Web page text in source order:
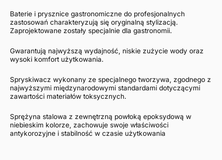
Baterie i prysznice gastronomiczne do profesjonalnych
zastosowań charakteryzują się oryginalną stylizacją.
Zaprojektowane zostały specjalnie dla gastronomii.
Gwarantują najwyższą wydajność, niskie zużycie wody oraz
wysoki komfort użytkowania.
Spryskiwacz wykonany ze specjalnego tworzywa, zgodnego z
najwyższymi międzynarodowymi standardami dotyczącymi
zawartości materiałów toksycznych.
Sprężyna stalowa z zewnętrzną powłoką epoksydową w
niebieskim kolorze, zachowuje swoje właściwości
antykorozyjne i stabilność w czasie użytkowania